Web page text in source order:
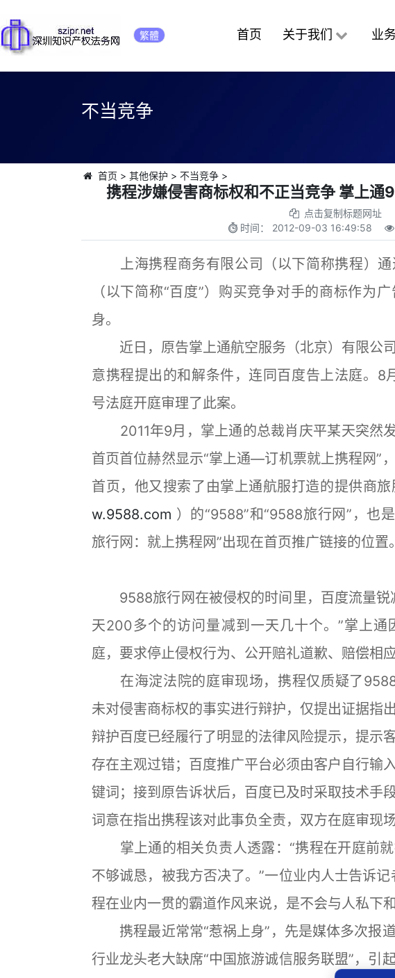
繁體 首页 关于我们 业
不当竞争
首页 > 其他保护 > 不当竞争>
携程涉嫌侵害商标权和不正当竞争 掌上
点击复制标题网址
时间： 2012-09-03 16:49:58
上海携程商务有限公司（以下简称携程）通
（以下简称“百度”）购买竞争对手的商标作为
身。
近日，原告掌上通航空服务（北京）有限公
意携程提出的和解条件，连同百度告上法庭。
号法庭开庭审理了此案。
2011年9月，掌上通的总裁肖庆平某天突然发
首页首位赫然显示“掌上通—订机票就上携程网”
首页，他又搜索了由掌上通航服打造的提供商
w.9588.com ）的“9588”和“9588旅行网”，也
旅行网：就上携程网”出现在首页推广链接的位置。
9588旅行网在被侵权的时间里，百度流量锐
天200多个的访问量减到一天几十个。”掌上通
庭，要求停止侵权行为、公开赔礼道歉、赔偿相
在海淀法院的庭审现场，携程仅质疑了
未对侵害商标权的事实进行辩护，仅提出证据指
辩护百度已经履行了明显的法律风险提示，提示
存在主观过错；百度推广平台必须由客户自行输
键词；接到原告诉状后，百度已及时采取技术手
词意在指出携程该对此事负全责，双方在庭审现
掌上通的相关负责人透露：“携程在开庭前就
不够诚恳，被我方否决了。”一位业内人士告诉
程在业内一贯的霸道作风来说，是不会与人私下和
携程最近常常“惹祸上身”，先是媒体多次报
行业龙头老大缺席“中国旅游诚信服务联盟”，引